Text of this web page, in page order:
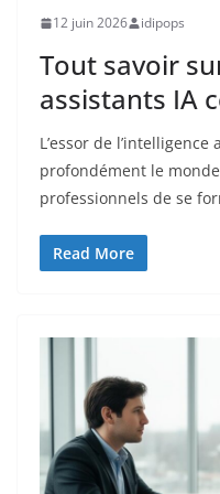
12 juin 2026 idipops
Tout savoir
assistants IA
L’essor de
profondément le
professionnels de se
Read More